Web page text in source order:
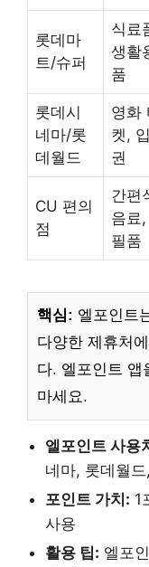
롯데마
트/슈퍼
식료
생활
품
롯데시
네마/롯
데월드
영화
켓,
권
CU 편의
점
간편
음료,
필품
핵심: 엘포인트
다양한 제휴처
다. 엘포인트 앱
마세요.
엘포인트 사용
네마, 롯데월
포인트 가치: 1
사용
활용 팁: 엘포